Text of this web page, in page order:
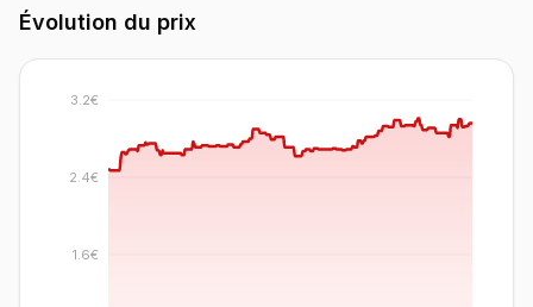
Évolution du prix
1.6€
2.4€
3.2€